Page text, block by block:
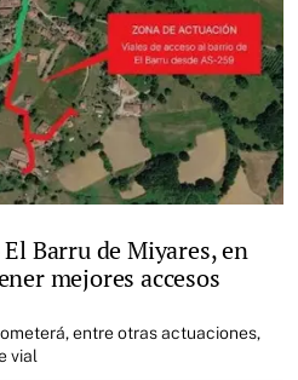
Barru de Miyares, en
mejores accesos
entre otras actuaciones,
vial